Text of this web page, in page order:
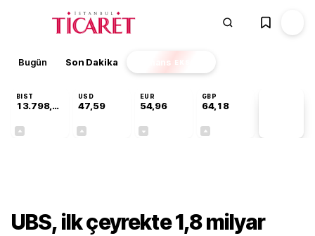
Bugün Son Dakika Finans EKSTRA
BIST
13.798,82
USD
47,59
EUR
54,96
GBP
64,18
UBS, ilk çeyrekte 1,8 milyar